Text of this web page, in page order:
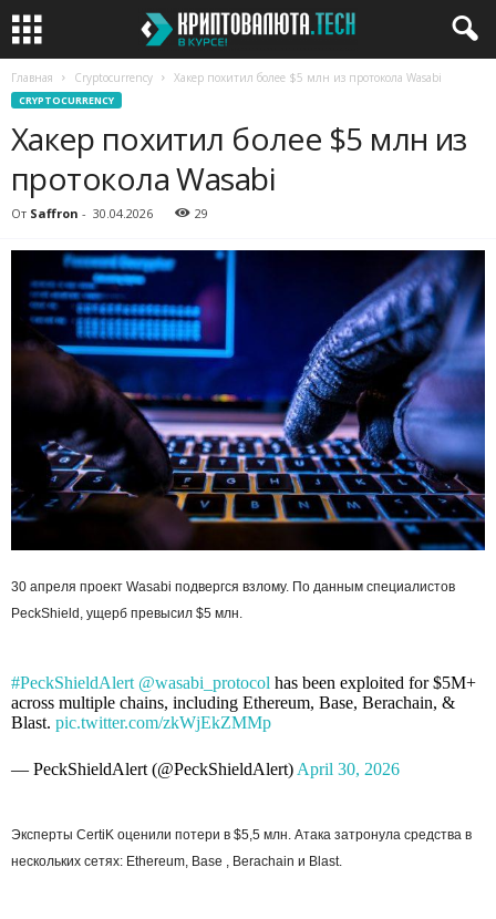
Главная Cryptocurrency Хакер похитил более $5 млн из протокола Wasabi
CRYPTOCURRENCY
Хакер похитил более $5 млн из
протокола Wasabi
От Saffron - 30.04.2026 29
30 апреля проект Wasabi подвергся взлому. По данным специалистов
PeckShield, ущерб превысил $5 млн.
#PeckShieldAlert @wasabi_protocol has been exploited for $5M+
across multiple chains, including Ethereum, Base, Berachain, &
Blast. pic.twitter.com/zkWjEkZMMp
— PeckShieldAlert (@PeckShieldAlert) April 30, 2026
Эксперты CertiK оценили потери в $5,5 млн. Атака затронула средства в
нескольких сетях: Ethereum, Base , Berachain и Blast.